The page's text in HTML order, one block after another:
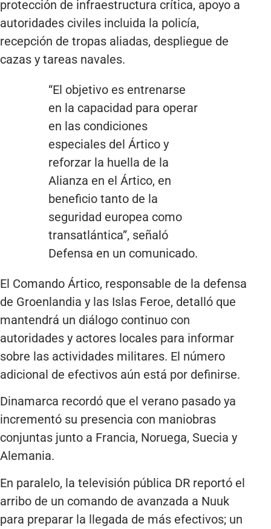
protección de infraestructura crítica, apoyo a
autoridades civiles incluida la policía,
recepción de tropas aliadas, despliegue de
cazas y tareas navales.
“El objetivo es entrenarse
en la capacidad para operar
en las condiciones
especiales del Ártico y
reforzar la huella de la
Alianza en el Ártico, en
beneficio tanto de la
seguridad europea como
transatlántica”, señaló
Defensa en un comunicado.
El Comando Ártico, responsable de la defensa
de Groenlandia y las Islas Feroe, detalló que
mantendrá un diálogo continuo con
autoridades y actores locales para informar
sobre las actividades militares. El número
adicional de efectivos aún está por definirse.
Dinamarca recordó que el verano pasado ya
incrementó su presencia con maniobras
conjuntas junto a Francia, Noruega, Suecia y
Alemania.
En paralelo, la televisión pública DR reportó el
arribo de un comando de avanzada a Nuuk
para preparar la llegada de más efectivos; un